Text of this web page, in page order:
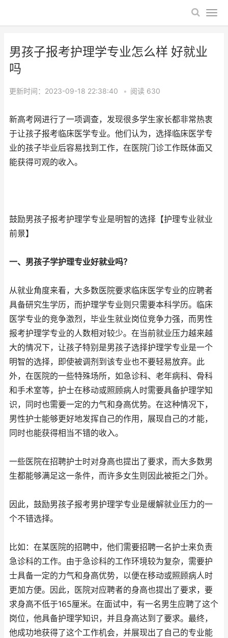
男孩子报考护理学专业怎么样 好就业
吗
更新时间：2023-09-18 22:38:40 • 阅读 630
新高考网进行了一项调查，发现很多学生家长都非常热衷
于让孩子报考临床医学专业。他们认为，选择临床医学专
业的孩子毕业后容易找到工作，在医院门诊工作既体面又
能获得可观的收入。
鼓励男孩子报考护理学专业是明智的选择【护理专业就业
前景】
一、男孩子学护理专业好就业吗？
从就业角度来看，大多数医院要求临床医学专业的应聘者
具备研究生学历，而护理学专业则只需要本科学历。临床
医学专业的竞争激烈，毕业生就业岗位竞争力强，而男性
报考护理学专业的人数相对较少。在当前就业压力越来越
大的情况下，让孩子特别是男孩子选择护理学专业是一个
明智的选择，即使被调剂到该专业也不要轻易放弃。此
外，在医院的一些特殊场所，如急诊科、老年病科、骨科
和手术室等，护士在移动或照顾病人时需要具备护理学知
识，同时也需要一定的力气和身高优势。在这种情况下，
男性护士能够更好地发挥自己的作用，展现自己的才能，
同时也能获得相当不错的收入。
一些医院在招聘护士时对身高也提出了要求，而大多数男
生都能够满足这一条件，而许多女生则因此被拒之门外。
因此，鼓励男孩子报考男护理学专业是缓解就业压力的一
个不错选择。
比如：在某医院的招聘中，他们需要招聘一名护士来负责
急诊科的工作。由于急诊科的工作环境较为复杂，需要护
士具备一定的力气和身高优势，以便在移动或照顾病人时
更加方便。因此，医院对应聘者的身高也提出了要求，要
求身高不低于165厘米。在面试中，有一名男生应聘了这个
岗位，他具备护理学知识，并且身高达到了要求。最终，
他成功地获得了这个工作机会，并展现出了自己的专业能